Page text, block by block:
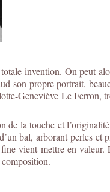
invention. On peut
son propre portrait,
Geneviève Le Ferron,
de la touche et
bal, arborant perles et
vient mettre en